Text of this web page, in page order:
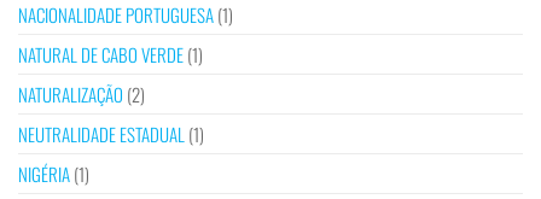
NACIONALIDADE PORTUGUESA(1)
NATURAL DE CABO VERDE(1)
NATURALIZAÇÃO (2)
NEUTRALIDADE ESTADUAL (1)
NIGÉRIA(1)